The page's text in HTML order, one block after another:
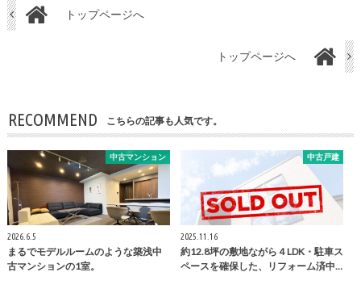
トップページへ
トップページへ
RECOMMEND こちらの記事も人気です。
中古マンション
2026.6.5
まるでモデルルームのような築浅中
古マンションの1室。
中古戸建
2025.11.16
約12.8坪の敷地ながら４LDK・駐車ス
ペースを確保した、リフォーム済中…